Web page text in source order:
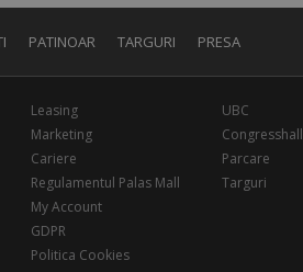
PATINOAR TARGURI PRESA
Leasing
Marketing
Cariere
Regulamentul Palas Mall
My Account
GDPR
Politica Cookies
UBC
Congresshall
Parcare
Targuri